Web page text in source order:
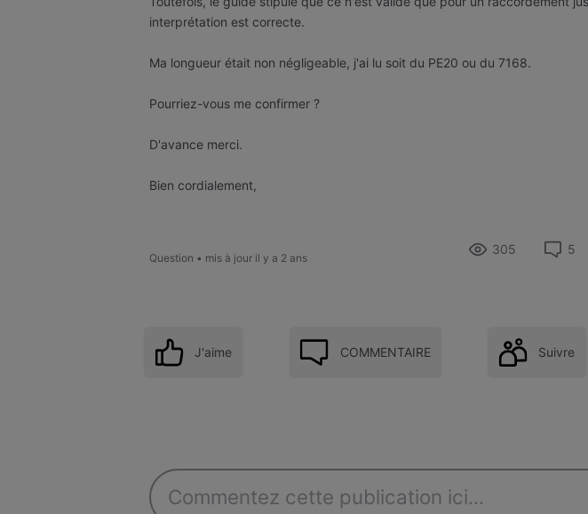
interprétation est correcte.
Ma longueur était non négligeable, j'ai lu soit du PE20 ou du 7168.
Pourriez-vous me confirmer ?
D'avance merci.
Bien cordialement,
Question • mis à jour il y a 2 ans
305 5
J'aime COMMENTAIRE Suivre